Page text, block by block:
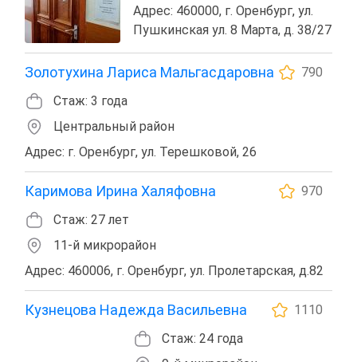
Адрес: 460000, г. Оренбург, ул.
Пушкинская ул. 8 Марта, д. 38/27
Золотухина Лариса Мальгасдаровна
790
Стаж: 3 года
Центральный район
Адрес: г. Оренбург, ул. Терешковой, 26
Каримова Ирина Халяфовна
970
Стаж: 27 лет
11-й микрорайон
Адрес: 460006, г. Оренбург, ул. Пролетарская, д.82
Кузнецова Надежда Васильевна
1110
Стаж: 24 года